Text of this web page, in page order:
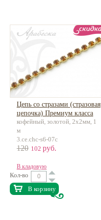
Цепь со стразами (стразовая
цепочка) Премиум класса
латунь
кофейный, золотой, 2х2мм, 1
м
3.ce.chc-s6-07c
120 102 руб.
В кладовую
Кол-во
В корзину